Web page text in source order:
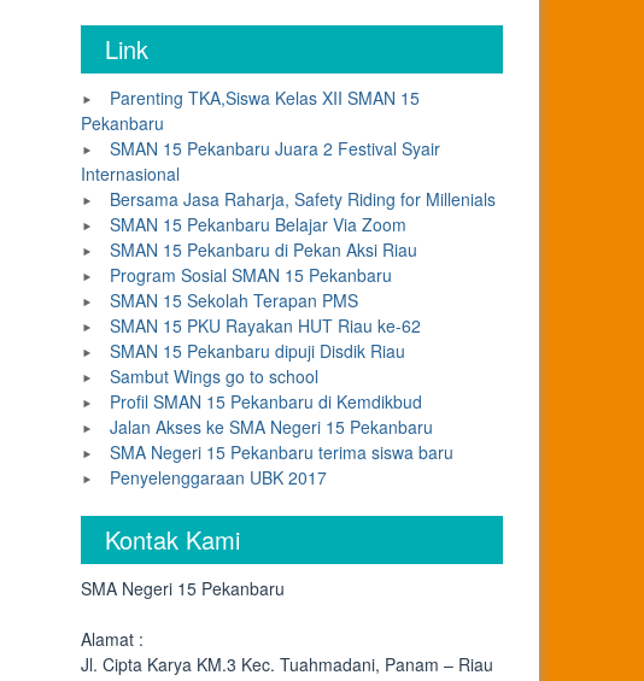
Link
Parenting TKA,Siswa Kelas XII SMAN 15
Pekanbaru
SMAN 15 Pekanbaru Juara 2 Festival Syair
Internasional
Bersama Jasa Raharja, Safety Riding for Millenials
SMAN 15 Pekanbaru Belajar Via Zoom
SMAN 15 Pekanbaru di Pekan Aksi Riau
Program Sosial SMAN 15 Pekanbaru
SMAN 15 Sekolah Terapan PMS
SMAN 15 PKU Rayakan HUT Riau ke-62
SMAN 15 Pekanbaru dipuji Disdik Riau
Sambut Wings go to school
Profil SMAN 15 Pekanbaru di Kemdikbud
Jalan Akses ke SMA Negeri 15 Pekanbaru
SMA Negeri 15 Pekanbaru terima siswa baru
Penyelenggaraan UBK 2017
Kontak Kami
SMA Negeri 15 Pekanbaru
Alamat :
Jl. Cipta Karya KM.3 Kec. Tuahmadani, Panam – Riau